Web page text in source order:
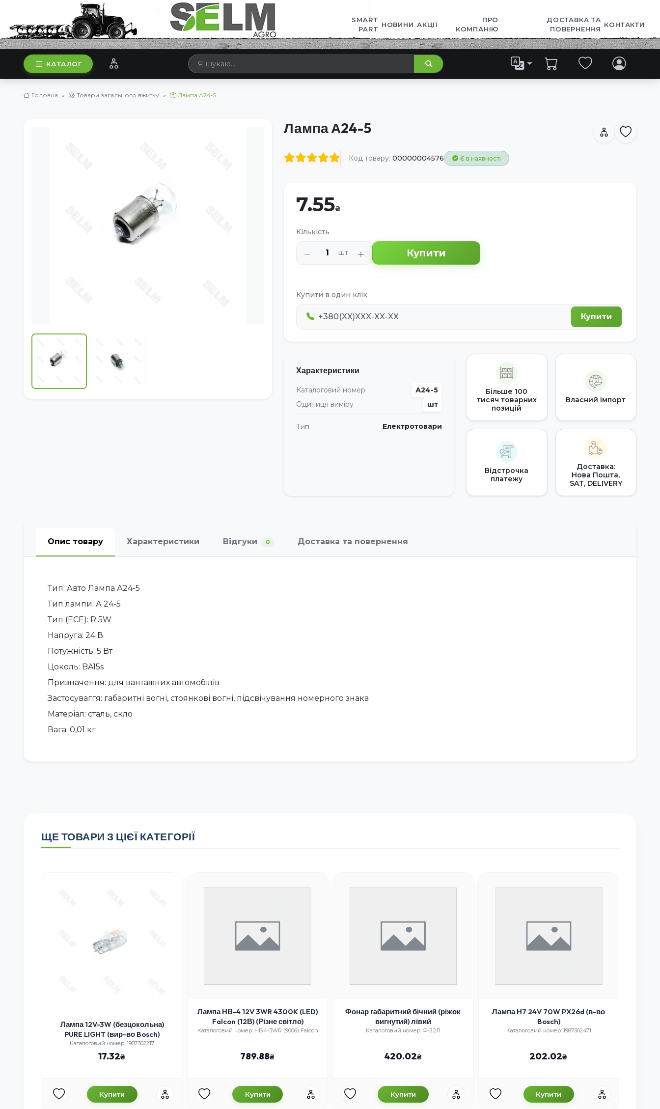
SMART
PART
НОВИНИ АКЦІЇ
ПРО
КОМПАНІЮ
ДОСТАВКА ТА
ПОВЕРНЕННЯ
КОНТАКТИ
КАТАЛОГ
Головна Товари загального вжитку Лампа А24-5
Лампа А24-5
Код товару: 00000004576 Є в наявності
7.55
Кількість
шт Купити
Купити в один клік
Купити
Характеристики
Каталоговий номер
А24-5
Одиниця виміру
шт
Тип Електротовари
Більше 100
тисяч товарних
позицій
Власний імпорт
Відстрочка
платежу
Доставка:
Нова Пошта,
SAT, DELIVERY
Опис товару Характеристики Відгуки 0 Доставка та повернення
Тип: Авто Лампа А24-5
Тип лампи: А 24-5
Тип (ECE): R 5W
Напруга: 24 В
Потужність: 5 Вт
Цоколь: BA15s
Призначення: для вантажних автомобілів
Застосуваггя: габаритні вогні, стоянкові вогні, підсвічування номерного знака
Матеріал: сталь, скло
Вага: 0,01 кг
ЩЕ ТОВАРИ З ЦІЄЇ КАТЕГОРІЇ
Лампа 12V-3W (безцокольна)
PURE LIGHT (вир-во Bosch)
Каталоговий номер: 1987302217
17.32
Купити
Лампа НВ-4 12V 3WR 4300K (LED)
Falcon (12В) (Різне світло)
Каталоговий номер: HB4-3WR (9006) Falcon
789.88
Купити
Фонар габаритний бічний (ріжок
вигнутий) лівий
Каталоговий номер: Ф-3.2Л
420.02
Купити
Лампа Н7 24V 70W PX26d (в-во
Bosch)
Каталоговий номер: 1987302471
202.02
Купити